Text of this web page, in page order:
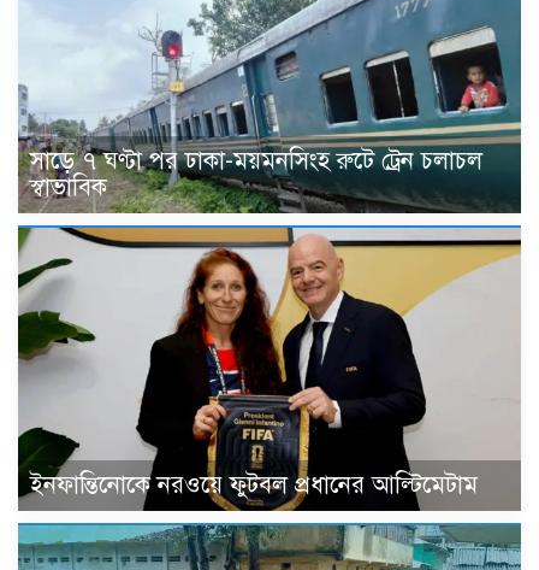
সাড়ে ৭ ঘণ্টা পর ঢাকা-ময়মনসিংহ রুটে ট্রেন চলাচল
স্বাভাবিক
ইনফান্তিনোকে নরওয়ে ফুটবল প্রধানের আল্টিমেটাম